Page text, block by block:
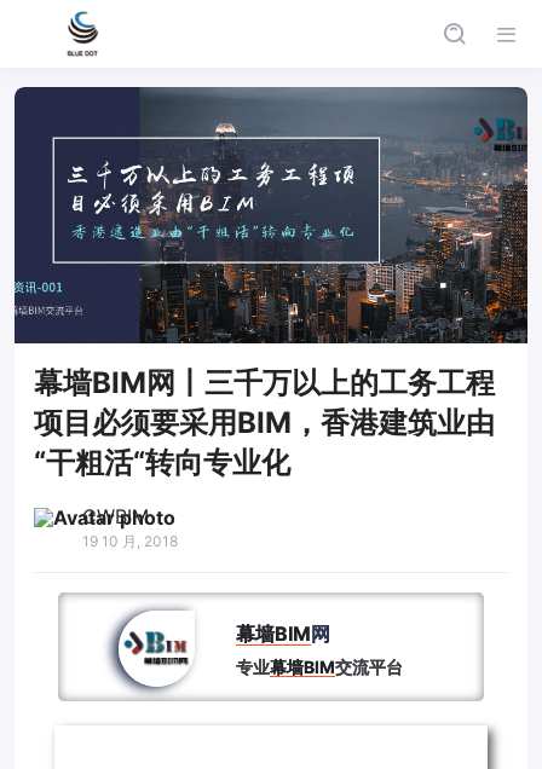
幕墙BIM网丨三千万以上的工务工程
项目必须要采用BIM，香港建筑业由
“干粗活“转向专业化
CWBIM
19 10 月, 2018
幕墙BIM网
专业幕墙BIM交流平台